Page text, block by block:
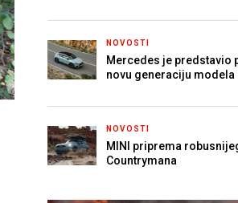
NOVOSTI
Mercedes je predstavio
novu generaciju modela
NOVOSTI
MINI priprema
Countrymana